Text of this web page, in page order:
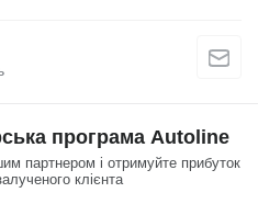
програма Autoline
партнером і отримуйте прибуток
клієнта